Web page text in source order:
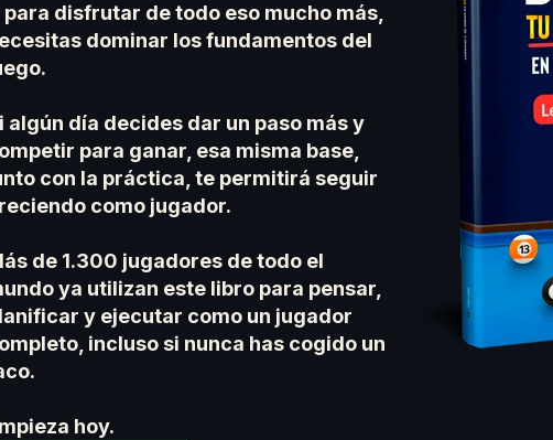
para disfrutar de todo eso mucho más,
dominar los fundamentos del
algún día decides dar un paso más y
para ganar, esa misma base,
con la práctica, te permitirá seguir
como jugador.
de 1.300 jugadores de todo el
ya utilizan este libro para pensar,
y ejecutar como un jugador
incluso si nunca has cogido un
hoy.